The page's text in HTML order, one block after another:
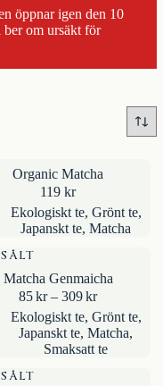
öppnar igen den 10
om ursäkt för
Organic Matcha
119 kr
Ekologiskt te, Grönt te,
Japanskt te, Matcha
Matcha Genmaicha
85kr – 309kr
85kr
till
309kr
Ekologiskt te, Grönt te,
Japanskt te, Matcha,
Smaksatt te